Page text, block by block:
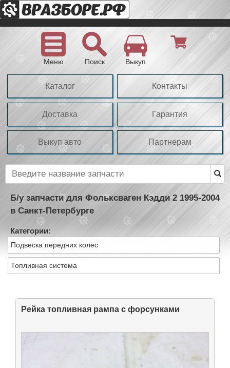
Меню Поиск Выкуп
Каталог Контакты
Доставка Гарантия
Выкуп авто Партнерам
Б/у запчасти для Фольксваген Кэдди 2 1995-2004
в Санкт-Петербурге
Категории:
Подвеска передних колес
Топливная система
Рейка топливная рампа с форсунками